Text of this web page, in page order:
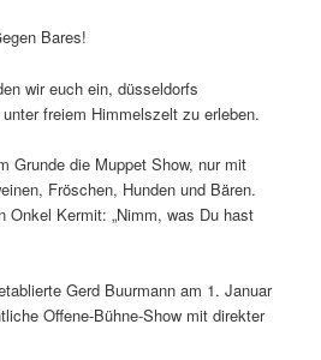
Bares!
wir euch ein, düsseldorfs
freiem Himmelszelt zu erleben.
Grunde die Muppet Show, nur mit
Fröschen, Hunden und Bären.
Onkel Kermit: „Nimm, was Du hast
Gerd Buurmann am 1. Januar
Offene-Bühne-Show mit direkter